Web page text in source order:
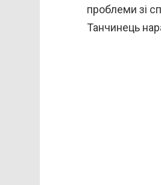
проблеми зі
Танчинець